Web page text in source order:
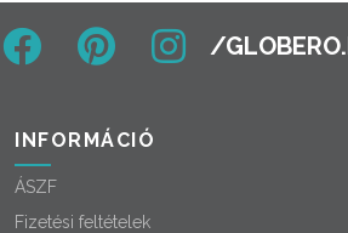
INFORMÁCIÓ
ÁSZF
Fizetési feltételek